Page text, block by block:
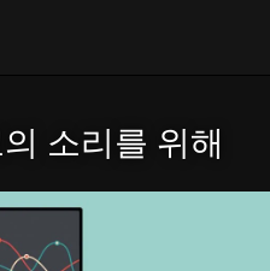
소리를 위해